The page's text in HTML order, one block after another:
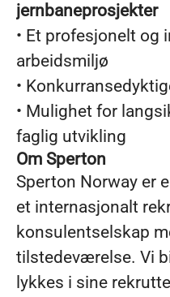
jernbaneprosjekter
• Et profesjonelt og
arbeidsmiljø
•
• Mulighet for
faglig utvikling
Om Sperton
Sperton Norway er
et internasjonalt
konsulentselskap
tilstedeværelse. Vi
lykkes i sine